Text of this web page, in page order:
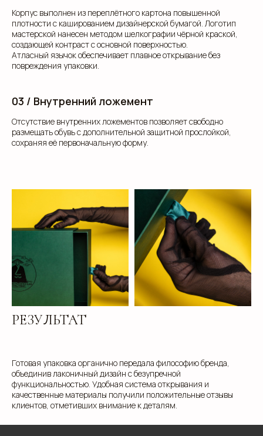
Корпус выполнен из переплётного картона повышенной
плотности с кашированием дизайнерской бумагой. Логотип
мастерской нанесен методом шелкографии чёрной краской,
создающей контраст с основной поверхностью.
Атласный язычок обеспечивает плавное открывание без
повреждения упаковки.
03 / Внутренний ложемент
Отсутствие внутренних ложементов позволяет свободно
размещать обувь с дополнительной защитной прослойкой,
сохраняя её первоначальную форму.
РЕЗУЛЬТАТ
Готовая упаковка органично передала философию бренда,
объединив лаконичный дизайн с безупречной
функциональностью. Удобная система открывания и
качественные материалы получили положительные отзывы
клиентов, отметивших внимание к деталям.
Свяжитесь с нами для консультации. Мы обсудим
ваши потребности, предложим варианты и
уникальность вашей продукции. Наши
МЫ ПОДБЕРЕМ ДЛЯ ВАС
ИДЕАЛЬНОЕ РЕШЕНИЕ
клиентам